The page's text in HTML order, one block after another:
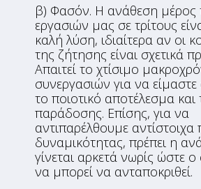
β) Φασόν. Η ανάθεση μέρος
εργασιών μας σε τρίτους
καλή λύση, ιδιαίτερα αν οι
της ζήτησης είναι σχετικά
Απαιτεί το χτίσιμο
συνεργασιών για να είμαστε
το ποιοτικό αποτέλεσμα
παράδοσης. Επίσης, για να
αντιπαρέλθουμε
δυναμικότητας, πρέπει η
γίνεται αρκετά νωρίς ώστε
να μπορεί να ανταποκριθεί.